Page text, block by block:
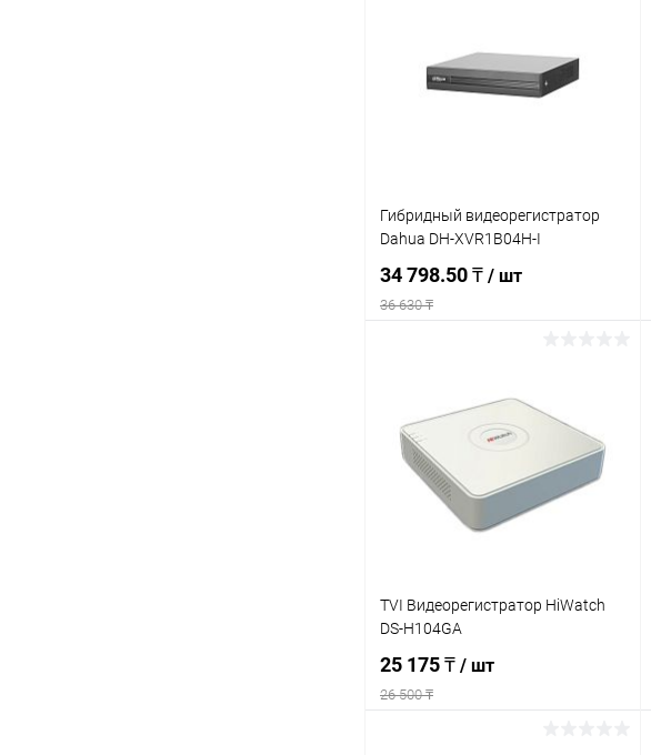
В избранное Недоступно
Гибридный видеорегистратор
Dahua DH-XVR1B04H-I
34 798.50 ₸ / шт
36 630 ₸
Купить в 1 клик К сравнению
В избранное Недоступно
TVI Видеорегистратор HiWatch
DS-H104GA
25 175 ₸ / шт
26 500 ₸